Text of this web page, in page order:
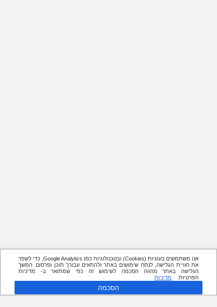
אנו משתמשים בעוגיות (Cookies) ובטכנולוגיות כמו Google Analytics, כדי לשפר
את חוויית הגלישה, לנתח שימושים באתר ולהתאים עבורך תוכן ופרסום. המשך
הגלישה באתר מהווה הסכמה לשימוש זה כפי שמתואר ב- מדיניות
הפרטיות.
מדיניות
הסכמה